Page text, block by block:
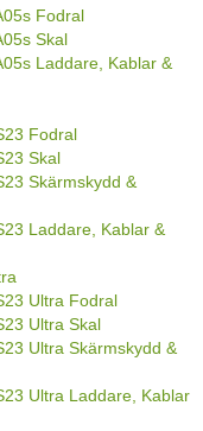
Fodral
Skal
Laddare, Kablar &
Fodral
Skal
Skärmskydd &
Laddare, Kablar &
Ultra Fodral
Ultra Skal
Ultra Skärmskydd &
Ultra Laddare, Kablar